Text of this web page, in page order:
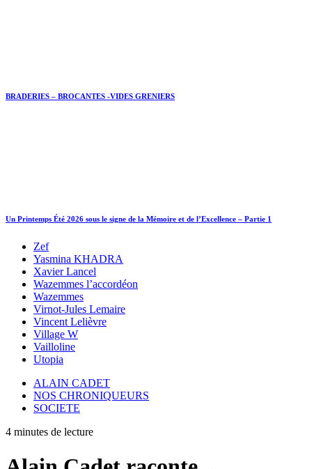
BRADERIES – BROCANTES -VIDES GRENIERS
Un Printemps Été 2026 sous le signe de la Mémoire et de l’Excellence – Partie 1
Zef
Yasmina KHADRA
Xavier Lancel
Wazemmes l’accordéon
Wazemmes
Virnot-Jules Lemaire
Vincent Lelièvre
Village W
Vailloline
Utopia
ALAIN CADET
NOS CHRONIQUEURS
SOCIETE
4 minutes de lecture